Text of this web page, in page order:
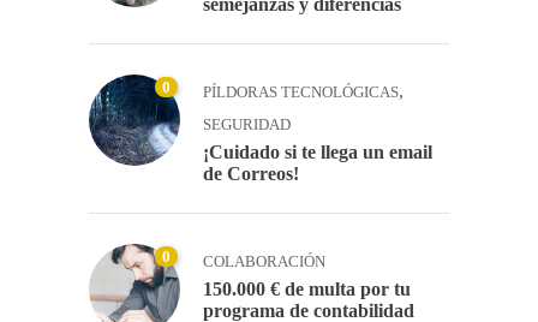
semejanzas y diferencias
0 PÍLDORAS TECNOLÓGICAS,
SEGURIDAD
¡Cuidado si te llega un email
de Correos!
0 COLABORACIÓN
150.000 € de multa por tu
programa de contabilidad